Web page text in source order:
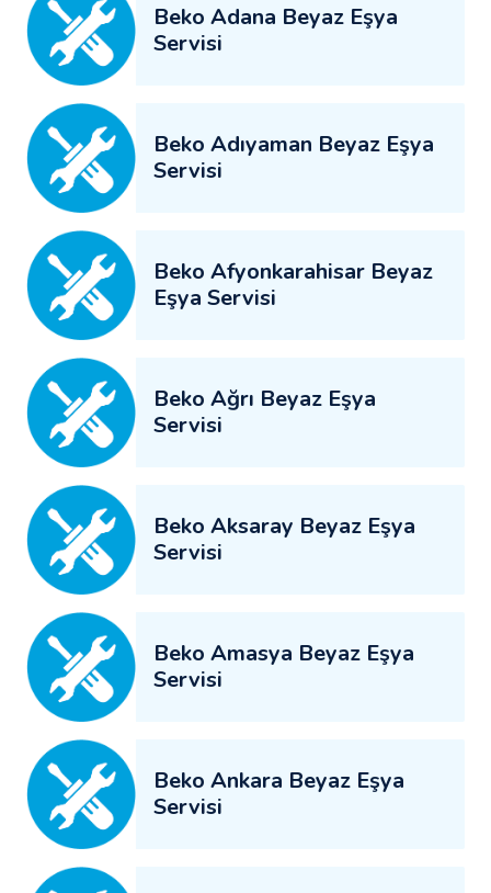
Beko Adana Beyaz Eşya
Servisi
Beko Adıyaman Beyaz Eşya
Servisi
Beko Afyonkarahisar Beyaz
Eşya Servisi
Beko Ağrı Beyaz Eşya
Servisi
Beko Aksaray Beyaz Eşya
Servisi
Beko Amasya Beyaz Eşya
Servisi
Beko Ankara Beyaz Eşya
Servisi